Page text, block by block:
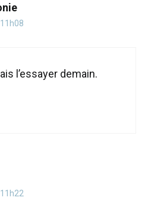
l’essayer demain.